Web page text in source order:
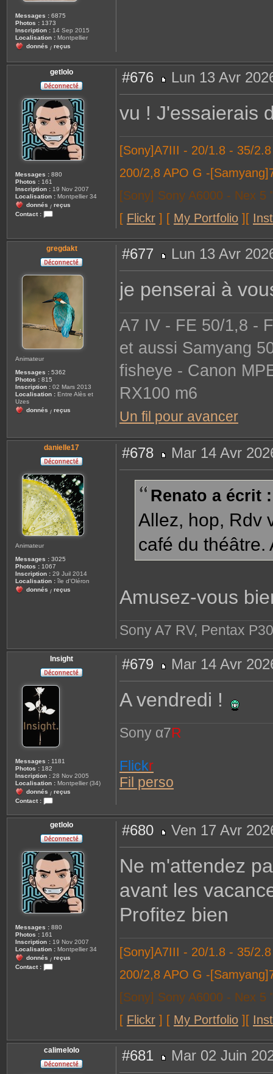
e
o
l
o
Messages : 6875
Photos : 1373
Inscription : 14 Sep 2015
Localisation : Montpellier
donnés / reçus
getlolo
Messages : 880
Photos : 161
Inscription : 19 Nov 2007
Localisation : Montpellier 34
donnés / reçus
Contact :
t
a
c
t
e
t
l
o
l
o
#676
e
s
Lun 13 Avr
vu ! J'essaierais
[Sony]A7III - 20/1.8 - 35/
200/2,8 APO G -
[Sony] Sony A6000 - Nex
[ Flickr ] [ My Portfolio ][
gregdakt
Animateur
Messages : 5362
Photos : 815
Inscription : 02 Mars 2013
Localisation : Entre Alès et
Uzes
donnés / reçus
#677
e
Lun 13 Avr
je penserai à
A7 IV - FE 50/1,8 -
et aussi Samyang
fisheye - Canon
RX100 m6
Un fil pour avancer
danielle17
Animateur
Messages : 3025
Photos : 1067
Inscription : 29 Juil 2014
Localisation : île d'Oléron
donnés / reçus
#678
e
g
Mar 14 Avr
Renato a écrit :
Allez, hop, Rdv
café du théâtre.
Amusez-vous
Sony A7 RV, Pentax
Insight
Messages : 1181
Photos : 182
Inscription : 28 Nov 2005
Localisation : Montpellier (34)
donnés / reçus
Contact :
o
n
t
a
c
t
e
s
i
g
#679
e
a
Mar 14 Avr
A vendredi !
Sony α7R
Flickr
Fil perso
getlolo
Messages : 880
Photos : 161
Inscription : 19 Nov 2007
Localisation : Montpellier 34
donnés / reçus
Contact :
g
e
l
o
#680
e
s
Ven 17 Avr
Ne m'attendez
avant les
Profitez bien
[Sony]A7III - 20/1.8 - 35/
200/2,8 APO G -
[Sony] Sony A6000 - Nex
[ Flickr ] [ My Portfolio ][
calimelolo #681
e
Mar 02 Juin